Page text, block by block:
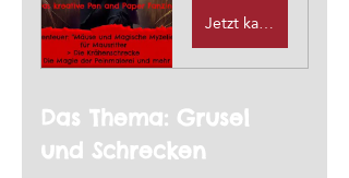
Jetzt kaufen
Das Thema: Grusel
und Schrecken